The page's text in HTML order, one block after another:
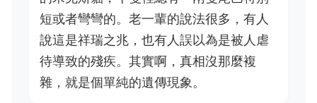
短或者彎彎的。老一輩的說法很多，有人
說這是祥瑞之兆，也有人誤以為是被人虐
待導致的殘疾。其實啊，真相沒那麼複
雜，就是個單純的遺傳現象。